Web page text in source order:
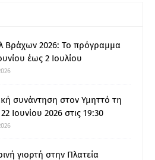
Βράχων 2026: Το πρόγραμμα
έως 2 Ιουλίου
συνάντηση στον Υμηττό τη
Ιουνίου 2026 στις 19:30
γιορτή στην Πλατεία